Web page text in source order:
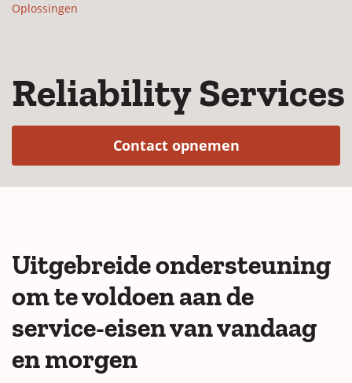
Oplossingen
Reliability Services
Contact opnemen(Opens in a
Uitgebreide ondersteuning
om te voldoen aan de
service-eisen van vandaag
en morgen